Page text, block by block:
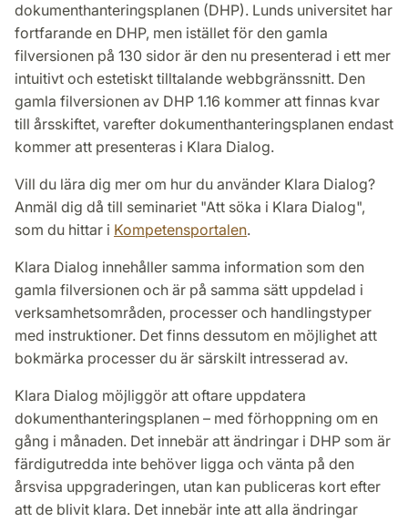
dokumenthanteringsplanen (DHP). Lunds universitet har
fortfarande en DHP, men istället för den gamla
filversionen på 130 sidor är den nu presenterad i ett mer
intuitivt och estetiskt tilltalande webbgränssnitt. Den
gamla filversionen av DHP 1.16 kommer att finnas kvar
till årsskiftet, varefter dokumenthanteringsplanen endast
kommer att presenteras i Klara Dialog.
Vill du lära dig mer om hur du använder Klara Dialog?
Anmäl dig då till seminariet "Att söka i Klara Dialog",
som du hittar i Kompetensportalen.
Klara Dialog innehåller samma information som den
gamla filversionen och är på samma sätt uppdelad i
verksamhetsområden, processer och handlingstyper
med instruktioner. Det finns dessutom en möjlighet att
bokmärka processer du är särskilt intresserad av.
Klara Dialog möjliggör att oftare uppdatera
dokumenthanteringsplanen – med förhoppning om en
gång i månaden. Det innebär att ändringar i DHP som är
färdigutredda inte behöver ligga och vänta på den
årsvisa uppgraderingen, utan kan publiceras kort efter
att de blivit klara. Det innebär inte att alla ändringar